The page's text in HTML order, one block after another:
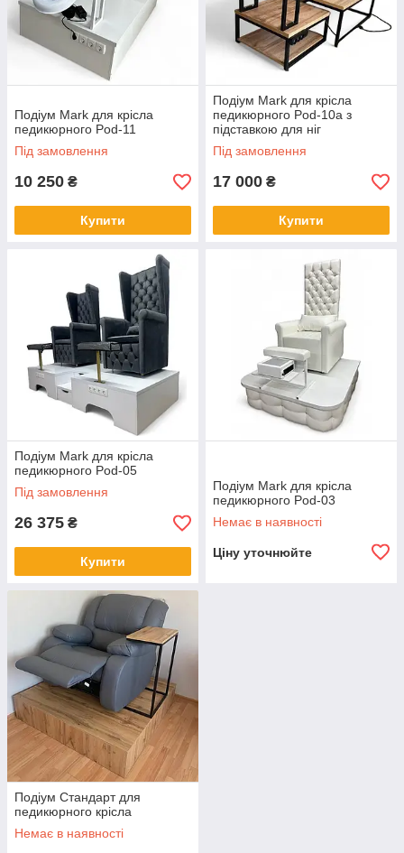
Подіум Mark для крісла
педикюрного Pod-11
Під замовлення
10 250 ₴
Купити
Подіум Mark для крісла
педикюрного Pod-10а з
підставкою для ніг
Під замовлення
17 000 ₴
Купити
Подіум Mark для крісла
педикюрного Pod-05
Під замовлення
26 375 ₴
Купити
Подіум Mark для крісла
педикюрного Pod-03
Немає в наявності
Ціну уточнюйте
Подіум Стандарт для
педикюрного крісла
Немає в наявності